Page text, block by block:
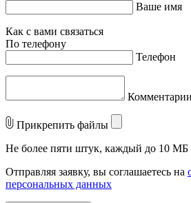
Ваше имя
Как с вами связаться
По телефону
Телефон
Прикрепить файлы
Не более пяти штук, каждый до 10 МБ
Отправляя заявку, вы соглашаетесь на
персональных данных